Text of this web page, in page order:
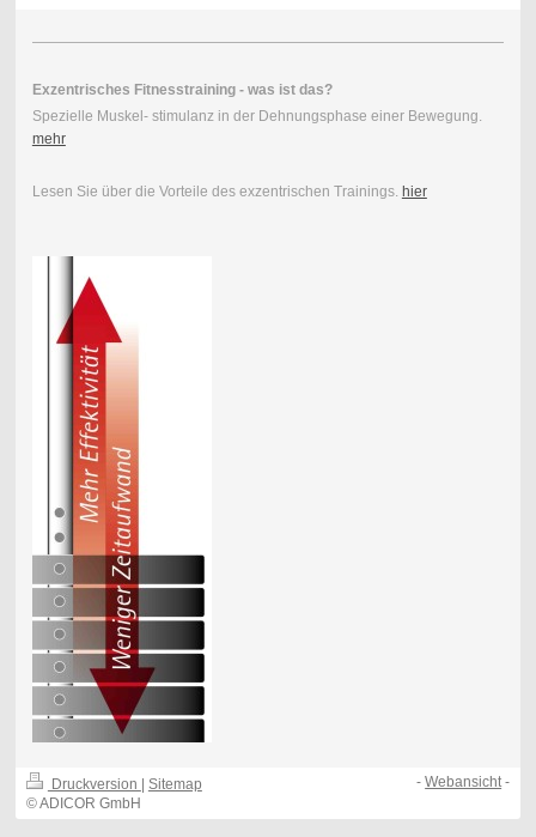
Exzentrisches Fitnesstraining - was ist das?
Spezielle Muskel- stimulanz in der Dehnungsphase einer Bewegung.
mehr
Lesen Sie über die Vorteile des exzentrischen Trainings. hier
Druckversion
Sitemap
© ADICOR GmbH
-Webansicht-